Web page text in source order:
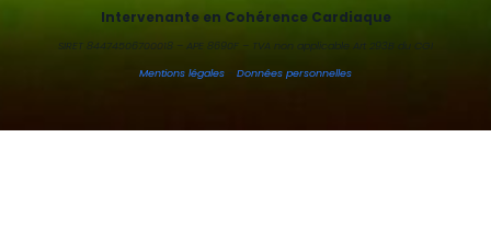
Intervenante en Cohérence Cardiaque
SIRET 84474506700018 – APE 8690F – TVA non applicable Art 293B du CGI
Mentions légales
Données personnelles